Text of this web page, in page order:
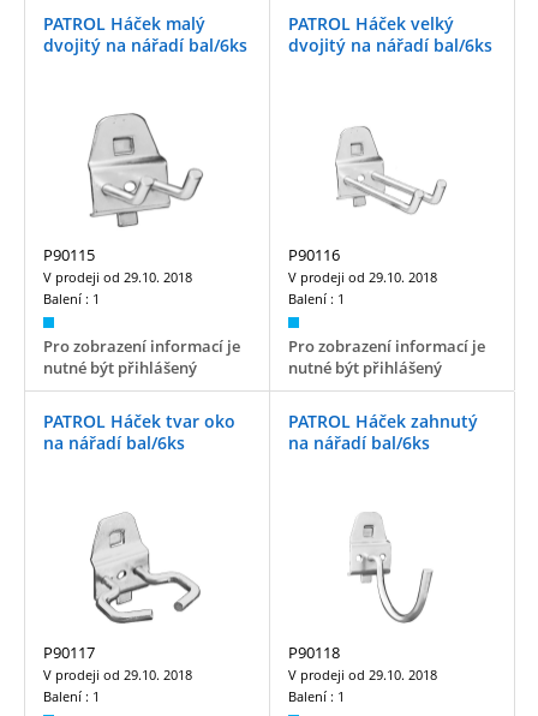
PATROL Háček malý
dvojitý na nářadí bal/6ks
P90115
V prodeji od 29.10. 2018
Balení : 1
Pro zobrazení informací je
nutné být přihlášený
PATROL Háček velký
dvojitý na nářadí bal/6ks
P90116
V prodeji od 29.10. 2018
Balení : 1
Pro zobrazení informací je
nutné být přihlášený
PATROL Háček tvar oko
na nářadí bal/6ks
P90117
V prodeji od 29.10. 2018
Balení : 1
PATROL Háček zahnutý
na nářadí bal/6ks
P90118
V prodeji od 29.10. 2018
Balení : 1